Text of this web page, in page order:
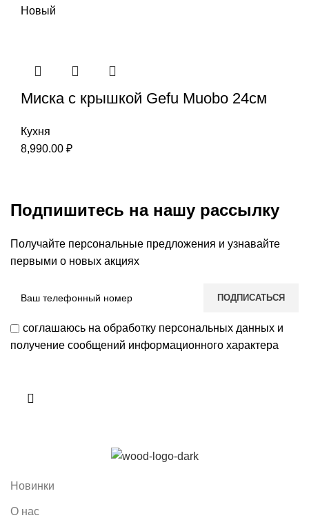
Новый
Миска с крышкой Gefu Мuоbо 24см
Кухня
8,990.00 ₽
Подпишитесь на нашу рассылку
Получайте персональные предложения и узнавайте
первыми о новых акциях
соглашаюсь на обработку персональных данных и
получение сообщений информационного характера
Новинки
О нас